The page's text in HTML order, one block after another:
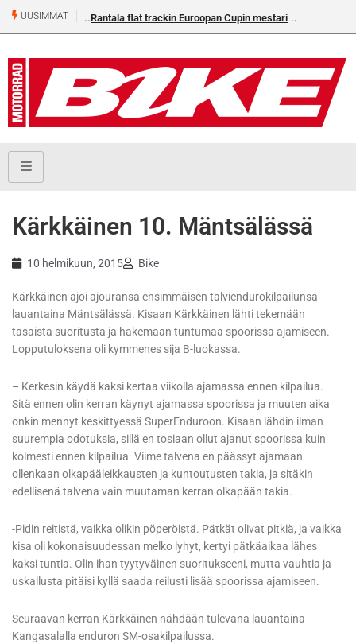
UUSIMMAT Rantala flat trackin Euroopan Cupin mestari
Kärkkäinen 10. Mäntsälässä
10 helmikuun, 2015 Bike
Kärkkäinen ajoi ajouransa ensimmäisen talviendurokilpailunsa
lauantaina Mäntsälässä. Kisaan Kärkkäinen lähti tekemään
tasaista suoritusta ja hakemaan tuntumaa spoorissa ajamiseen.
Lopputuloksena oli kymmenes sija B-luokassa.
– Kerkesin käydä kaksi kertaa viikolla ajamassa ennen kilpailua.
Sitä ennen olin kerran käynyt ajamassa spoorissa ja muuten aika
onkin mennyt keskittyessä SuperEnduroon. Kisaan lähdin ilman
suurempia odotuksia, sillä en tosiaan ollut ajanut spoorissa kuin
kolmesti ennen kilpailua. Viime talvena en päässyt ajamaan
ollenkaan olkapääleikkausten ja kuntoutusten takia, ja sitäkin
edellisenä talvena vain muutaman kerran olkapään takia.
-Pidin reitistä, vaikka olikin pöperöistä. Pätkät olivat pitkiä, ja vaikka
kisa oli kokonaisuudessan melko lyhyt, kertyi pätkäaikaa lähes
kaksi tuntia. Olin ihan tyytyväinen suoritukseeni, mutta vauhtia ja
uskallusta pitäisi kyllä saada reilusti lisää spoorissa ajamiseen.
Seuraavan kerran Kärkkäinen nähdään tulevana lauantaina
Kangasalalla enduron SM-osakilpailussa.